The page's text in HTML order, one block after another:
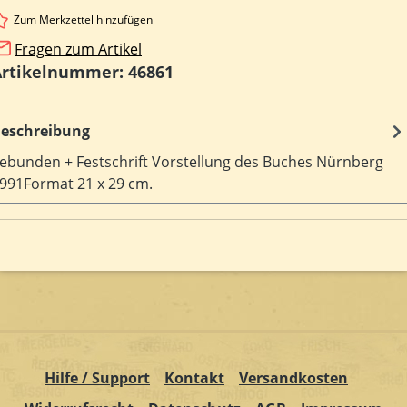
Zum Merkzettel hinzufügen
Fragen zum Artikel
46861
+ Festschrift Vorstellung des Buches Nürnberg
21 x 29 cm.
Hilfe / Support Kontakt
Versandkosten